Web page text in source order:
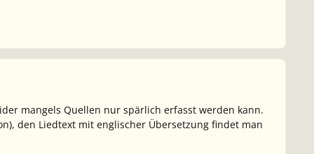
mangels Quellen nur spärlich erfasst werden kann.
den Liedtext mit englischer Übersetzung findet man